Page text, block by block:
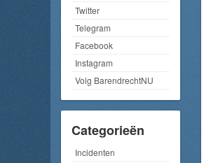
Twitter
Telegram
Facebook
Instagram
Volg BarendrechtNU
Categorieën
Incidenten